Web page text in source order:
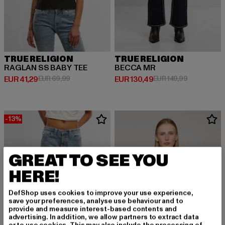
TRUE RELIGION
RAGLAN SS BABY TEE
EUR 41,29
Derzeitiger Preis: EUR 41,29
EUR 69,99Aktionspreis: EUR 69,99
TRUE RELIGION
BECCA MR
EUR 130,49
Derzeitiger Preis: EUR 130,49
EUR 149,99
-13%
GREAT TO SEE YOU
HERE!
DefShop uses cookies to improve your use experience,
save your preferences, analyse use behaviour and to
provide and measure interest-based contents and
advertising. In addition, we allow partners to extract data